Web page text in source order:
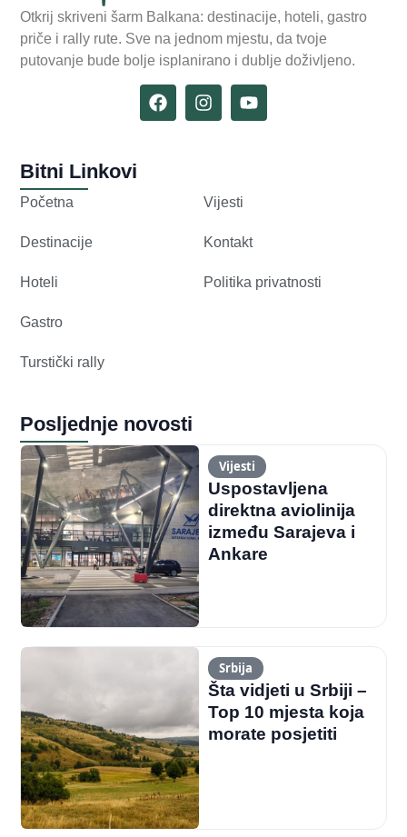
Otkrij skriveni šarm Balkana: destinacije, hoteli, gastro
priče i rally rute. Sve na jednom mjestu, da tvoje
putovanje bude bolje isplanirano i dublje doživljeno.
Bitni Linkovi
Početna
Destinacije
Hoteli
Gastro
Turstički rally
Vijesti
Kontakt
Politika privatnosti
Posljednje novosti
Vijesti
Uspostavljena
direktna aviolinija
između Sarajeva i
Ankare
Srbija
Šta vidjeti u Srbiji –
Top 10 mjesta koja
morate posjetiti